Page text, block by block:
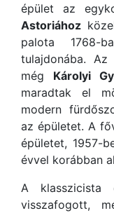
épület az
Astoriához
palota
tulajdonába.
még Károlyi
maradtak el
modern
az épületet. A
épületet, 1957-
évvel korábban
A klasszicista
visszafogott,